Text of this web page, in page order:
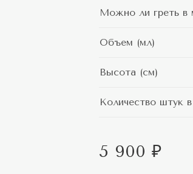
Можно ли греть в
Объем (мл)
Высота (см)
Количество штук
5 900 ₽